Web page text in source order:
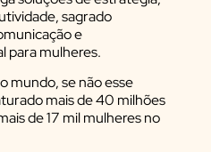
sagrado
e
para mulheres.
mundo, se não esse
mais de 40 milhões
de 17 mil mulheres no